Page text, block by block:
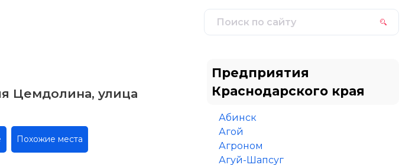
Цемдолина, улица
Похожие места
Предприятия
Краснодарского края
Абинск
Агой
Агроном
Агуй-Шапсуг